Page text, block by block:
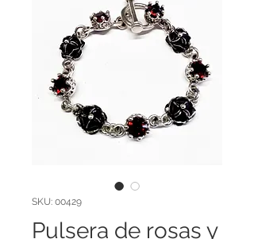
SKU: 00429
Pulsera de rosas y